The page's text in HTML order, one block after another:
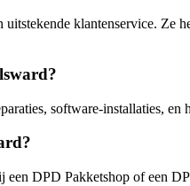
klantenservice.
software-installaties,
DPD Pakketshop of een